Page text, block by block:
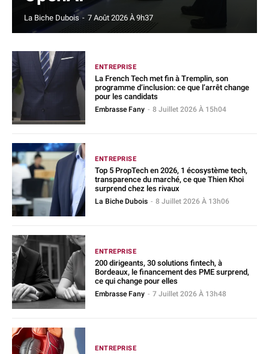
La Biche Dubois - 7 Août 2026 À 9h37
ENTREPRISE
La French Tech met fin à Tremplin, son
programme d’inclusion: ce que l’arrêt change
pour les candidats
Embrasse Fany - 8 Juillet 2026 À 15h04
ENTREPRISE
Top 5 PropTech en 2026, 1 écosystème tech,
transparence du marché, ce que Thien Khoi
surprend chez les rivaux
La Biche Dubois - 8 Juillet 2026 À 13h06
ENTREPRISE
200 dirigeants, 30 solutions fintech, à
Bordeaux, le financement des PME surprend,
ce qui change pour elles
Embrasse Fany - 7 Juillet 2026 À 13h48
ENTREPRISE